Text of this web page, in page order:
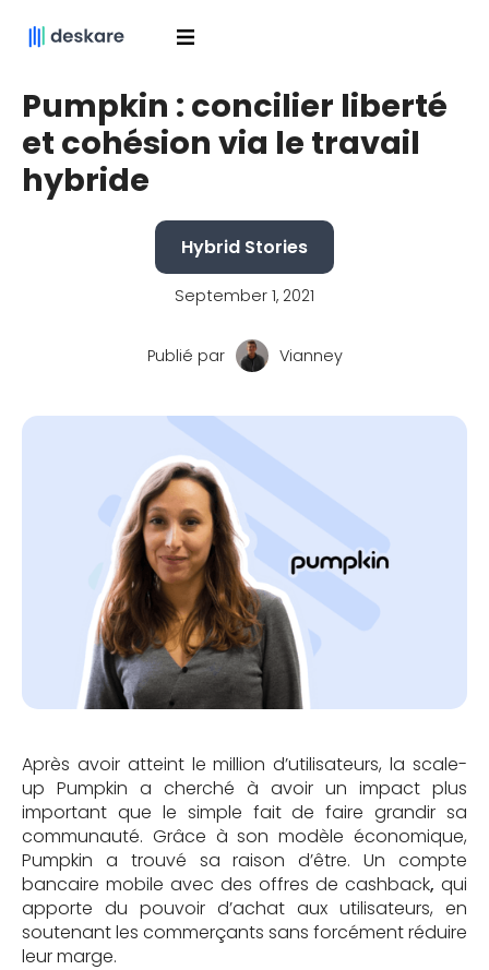
Pumpkin : concilier liberté
et cohésion via le travail
hybride
Hybrid Stories
September 1, 2021
Publié par Vianney
Après avoir atteint le million d’utilisateurs, la scale-
up Pumpkin a cherché à avoir un impact plus
important que le simple fait de faire grandir sa
communauté. Grâce à son modèle économique,
Pumpkin a trouvé sa raison d’être. Un compte
bancaire mobile avec des offres de cashback, qui
apporte du pouvoir d’achat aux utilisateurs, en
soutenant les commerçants sans forcément réduire
leur marge.